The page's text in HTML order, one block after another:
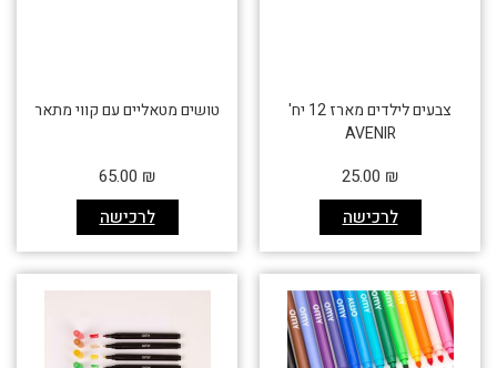
צבעים לילדים מארז 12 יח'
AVENIR
לרכישה
25.00 ₪
טושים מטאליים עם קווי מתאר
לרכישה
65.00 ₪